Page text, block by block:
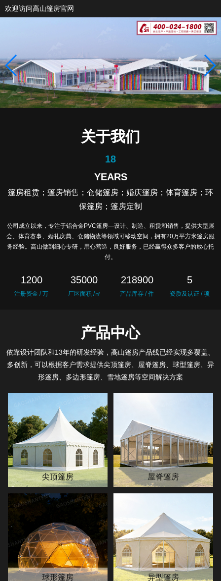
欢迎访问高山篷房官网
关于我们
18
YEARS
篷房租赁；篷房销售；仓储篷房；婚庆篷房；体育篷房；环
保篷房；篷房定制
公司成立以来，专注于铝合金PVC篷房—设计、制造、租赁和销售，提供大型展
会、体育赛事、婚礼庆典、仓储物流等领域可移动空间，拥有20万平方米篷房服
务经验。高山做到细心专研，用心营造，良好服务，已经赢得众多客户的放心托
付。
1200
注册资金 / 万
35000
厂区面积 /㎡
218900
产品库存 / 件
5
资质及认证 / 项
产品中心
依靠设计团队和13年的研发经验，高山篷房产品线已经实现多覆盖、
多创新，可以根据客户需求提供尖顶篷房、屋脊篷房、球型篷房、异
形篷房、多边形篷房、雪地篷房等空间解决方案
尖顶篷房 屋脊篷房
球形篷房 异型篷房